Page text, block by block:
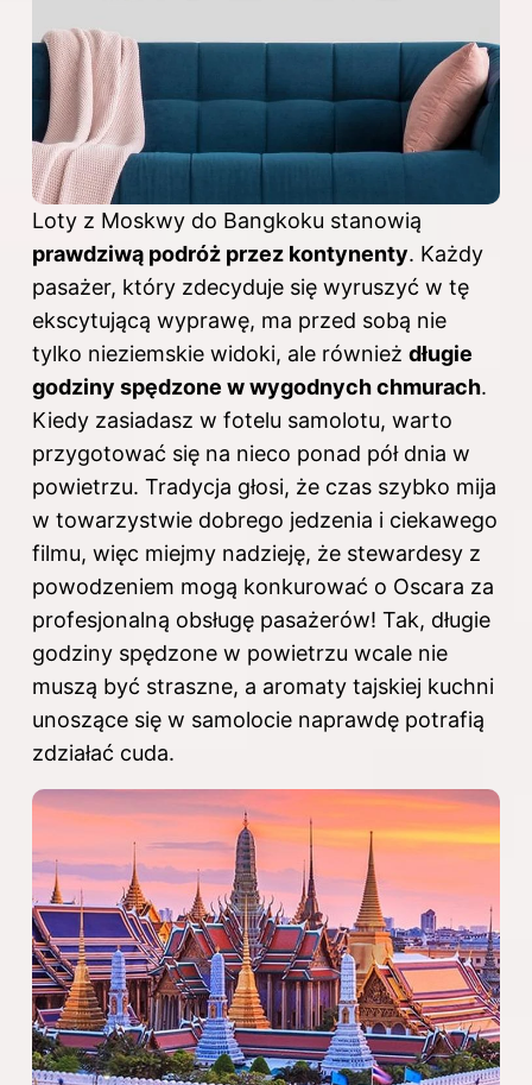
Loty z Moskwy do Bangkoku stanowią
prawdziwą podróż przez kontynenty. Każdy
pasażer, który zdecyduje się wyruszyć w tę
ekscytującą wyprawę, ma przed sobą nie
tylko nieziemskie widoki, ale również długie
godziny spędzone w wygodnych chmurach.
Kiedy zasiadasz w fotelu samolotu, warto
przygotować się na nieco ponad pół dnia w
powietrzu. Tradycja głosi, że czas szybko mija
w towarzystwie dobrego jedzenia i ciekawego
filmu, więc miejmy nadzieję, że stewardesy z
powodzeniem mogą konkurować o Oscara za
profesjonalną obsługę pasażerów! Tak, długie
godziny spędzone w powietrzu wcale nie
muszą być straszne, a aromaty tajskiej kuchni
unoszące się w samolocie naprawdę potrafią
zdziałać cuda.